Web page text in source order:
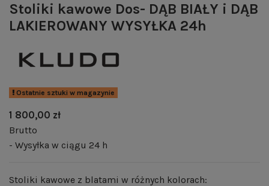
Stoliki kawowe Dos- DĄB BIAŁY i DĄB
LAKIEROWANY WYSYŁKA 24h
Ostatnie sztuki w magazynie
1 800,00 zł
Brutto
- Wysyłka w ciągu 24 h
Stoliki kawowe z blatami w różnych kolorach: